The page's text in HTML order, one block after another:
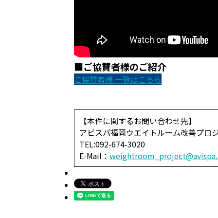
■ご協賛者様のご紹介
ご協賛者様 一覧はこちら
【本件に関するお問い合わせ先】
アビスパ福岡ウエイトルーム改善プロ
TEL:092-674-3020
E-Mail：